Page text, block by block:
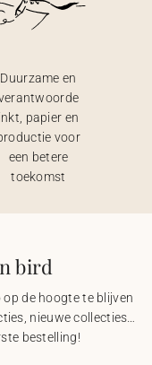
Duurzame en
inkt, papier en
voor
een betere
toekomst
bird
de hoogte te blijven
nieuwe collecties…
bestelling!